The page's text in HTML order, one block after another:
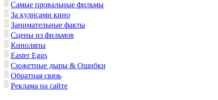
Самые провальные фильмы
За кулисами кино
Занимательные факты
Сцены из фильмов
Киноляпы
Easter Eggs
Сюжетные дыры & Ошибки
Обратная связь
Реклама на сайте